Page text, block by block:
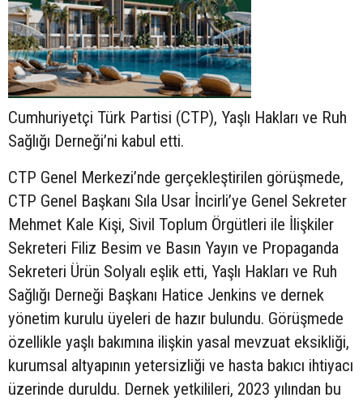
Cumhuriyetçi Türk Partisi (CTP), Yaşlı Hakları ve Ruh
Sağlığı Derneği’ni kabul etti.
CTP Genel Merkezi’nde gerçekleştirilen görüşmede,
CTP Genel Başkanı Sıla Usar İncirli’ye Genel Sekreter
Mehmet Kale Kişi, Sivil Toplum Örgütleri ile İlişkiler
Sekreteri Filiz Besim ve Basın Yayın ve Propaganda
Sekreteri Ürün Solyalı eşlik etti, Yaşlı Hakları ve Ruh
Sağlığı Derneği Başkanı Hatice Jenkins ve dernek
yönetim kurulu üyeleri de hazır bulundu. Görüşmede
özellikle yaşlı bakımına ilişkin yasal mevzuat eksikliği,
kurumsal altyapının yetersizliği ve hasta bakıcı ihtiyacı
üzerinde duruldu. Dernek yetkilileri, 2023 yılından bu